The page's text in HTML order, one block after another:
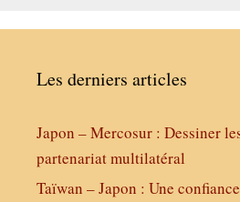
Les derniers articles
Japon – Mercosur : Dessiner
partenariat multilatéral
Taïwan – Japon : Une